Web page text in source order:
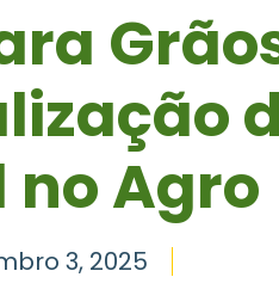
no Agro
3, 2025